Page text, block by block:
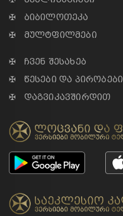
✠ ბიბილოთეკა
✠ მულტფილმები
✠ ჩვენ შესახებ
✠ წესები და პირობები
✠ დაგვიკავშირდით